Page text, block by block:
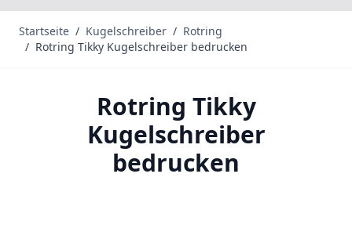
Startseite / Kugelschreiber / Rotring
/ Rotring Tikky Kugelschreiber bedrucken
Rotring Tikky
Kugelschreiber
bedrucken